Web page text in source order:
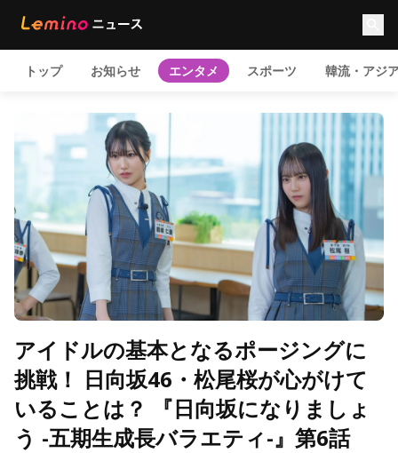
トップ お知らせ エンタメ スポーツ 韓流・アジ
アイドルの基本となるポージングに
挑戦！ 日向坂46・松尾桜が心がけて
いることは？ 『日向坂になりましょ
う -五期生成長バラエティ-』第6話